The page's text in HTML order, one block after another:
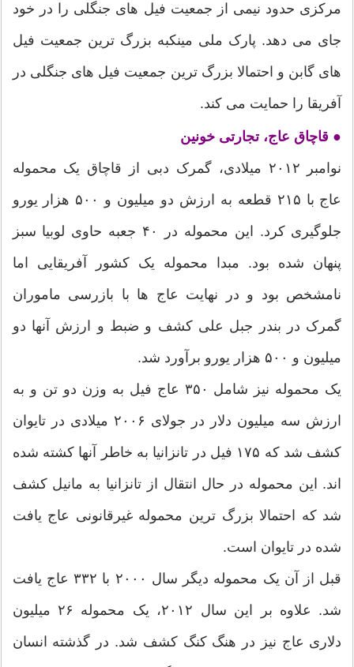
مرکزی حدود نیمی از جمعیت فیل های جنگلی را در خود
جای می دهد. پارک ملی مینکبه بزرگ ترین جمعیت فیل
های گابن و احتمالا بزرگ ترین جمعیت فیل های جنگلی در
آفریقا را حمایت می کند.
● قاچاق عاج، تجارتی خونین
نوامبر ۲۰۱۲ میلادی، گمرک دبی از قاچاق یک محموله
عاج با ۲۱۵ قطعه به ارزش دو میلیون و ۵۰۰ هزار یورو
جلوگیری کرد. این محموله در ۴۰ جعبه حاوی لوبیا سبز
پنهان شده بود. مبدا محموله یک کشور آفریقایی اما
نامشخص بود و در نهایت عاج ها با بازرسی ماموران
گمرک در بندر جبل علی کشف و ضبط و ارزش آنها دو
میلیون و ۵۰۰ هزار یورو برآورد شد.
یک محموله نیز شامل ۳۵۰ عاج فیل به وزن دو تن و به
ارزش سه میلیون دلار در جولای ۲۰۰۶ میلادی در تایوان
کشف شد که ۱۷۵ فیل در تانزانیا به خاطر آنها کشته شده
اند. این محموله در حال انتقال از تانزانیا به مانیل کشف
شد که احتمالا بزرگ ترین محموله غیرقانونی عاج یافت
شده در تایوان است.
قبل از آن یک محموله دیگر سال ۲۰۰۰ با ۳۳۲ عاج یافت
شد. علاوه بر این سال ۲۰۱۲، یک محموله ۲۶ میلیون
دلاری عاج نیز در هنگ کنگ کشف شد. در گذشته انسان